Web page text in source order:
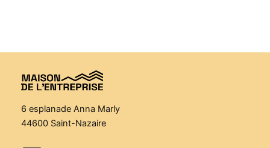
6 esplanade Anna Marly
44600 Saint-Nazaire